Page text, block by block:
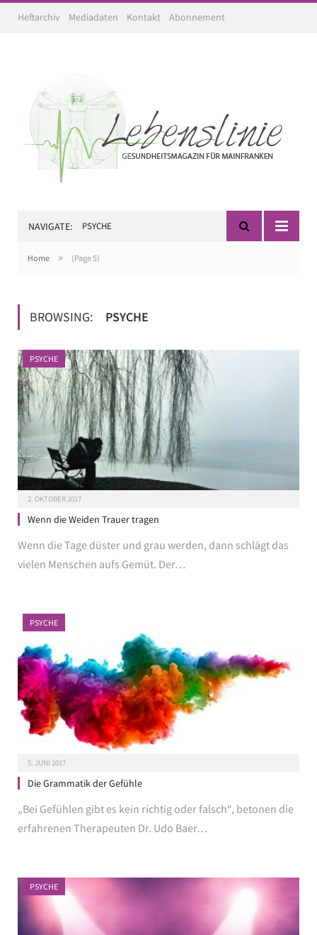
Heftarchiv Mediadaten Kontakt Abonnement
NAVIGATE: PSYCHE
Home » (Page 5)
BROWSING: PSYCHE
PSYCHE
2. OKTOBER 2017
Wenn die Weiden Trauer tragen
Wenn die Tage düster und grau werden, dann schlägt das
vielen Menschen aufs Gemüt. Der…
PSYCHE
5. JUNI 2017
Die Grammatik der Gefühle
„Bei Gefühlen gibt es kein richtig oder falsch“, betonen die
erfahrenen Therapeuten Dr. Udo Baer…
PSYCHE